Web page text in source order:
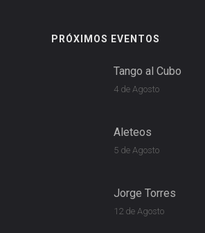
PRÓXIMOS EVENTOS
Tango al Cubo
4 de Agosto
Aleteos
5 de Agosto
Jorge Torres
12 de Agosto